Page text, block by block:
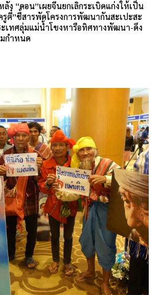
ลัง “ดอน”เผยจีนยกเลิกระเบิดแก่งให้เป็น
ตี๋”ชี้สารพัดโครงการพัฒนากันสะเปะสะ
เทศลุ่มแม่น้ำโขงหารือทิศทางพัฒนา-ดึง
กำหนด